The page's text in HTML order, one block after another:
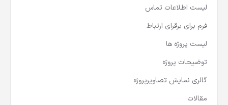
لیست اطلاعات تماس
فرم برای برقرای ارتباط
لیست پروژه ها
توضیحات پروژه
گالری نمایش تصاویرپروژه
مقالات